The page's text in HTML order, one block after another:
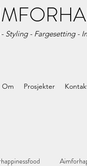
Styling - Fargesetting -
Om Prosjekter